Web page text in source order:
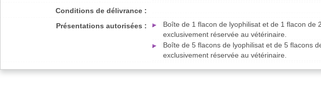
Conditions de délivrance :
Présentations autorisées :
Boîte de 1 flacon de lyophilisat et de 1 flacon de
exclusivement réservée au vétérinaire.
Boîte de 5 flacons de lyophilisat et de 5 flacons
exclusivement réservée au vétérinaire.